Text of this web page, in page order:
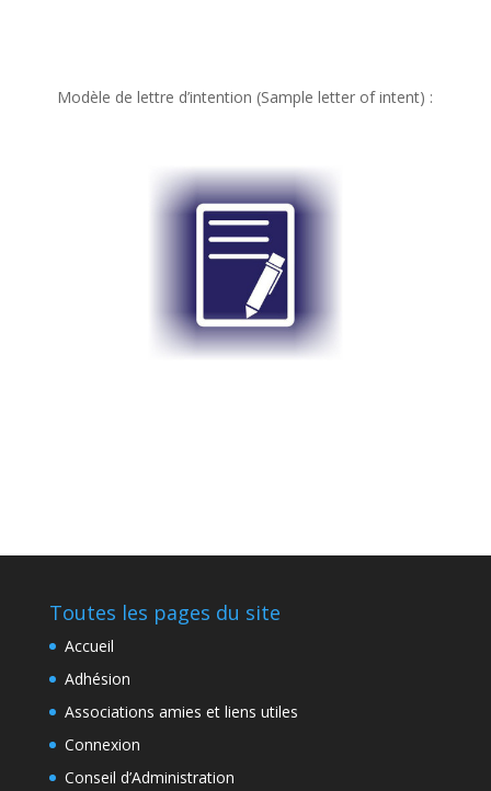
Modèle de lettre d’intention (Sample letter of intent) :
Toutes les pages du site
Accueil
Adhésion
Associations amies et liens utiles
Connexion
Conseil d’Administration